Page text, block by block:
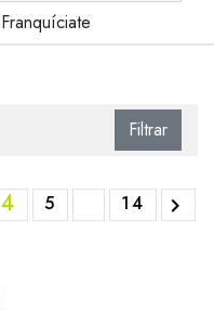
Franquíciate
Filtrar
4 5 14 